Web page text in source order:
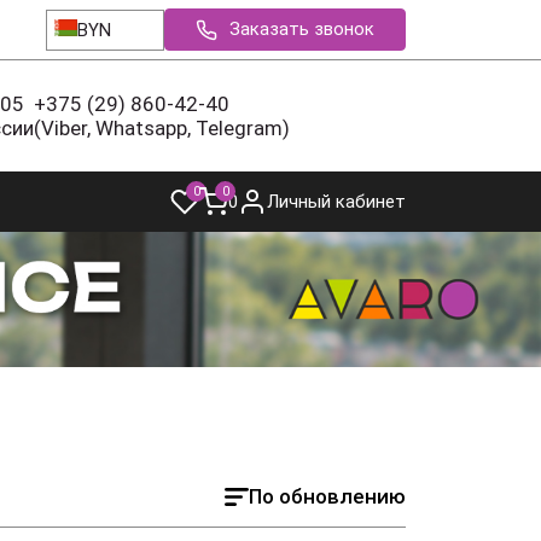
BYN Заказать звонок
+375 (29) 860-42-40
(Viber, Whatsapp, Telegram)
0 00 Личный кабинет
По обновлению